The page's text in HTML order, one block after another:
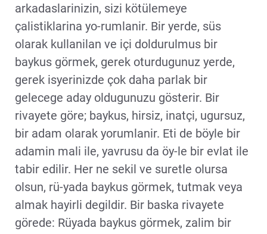
arkadaslarinizin, sizi kötülemeye
çalistiklarina yo-rumlanir. Bir yerde, süs
olarak kullanilan ve içi doldurulmus bir
baykus görmek, gerek oturdugunuz yerde,
gerek isyerinizde çok daha parlak bir
gelecege aday oldugunuzu gösterir. Bir
rivayete göre; baykus, hirsiz, inatçi, ugursuz,
bir adam olarak yorumlanir. Eti de böyle bir
adamin mali ile, yavrusu da öy-le bir evlat ile
tabir edilir. Her ne sekil ve suretle olursa
olsun, rü-yada baykus görmek, tutmak veya
almak hayirli degildir. Bir baska rivayete
görede: Rüyada baykus görmek, zalim bir